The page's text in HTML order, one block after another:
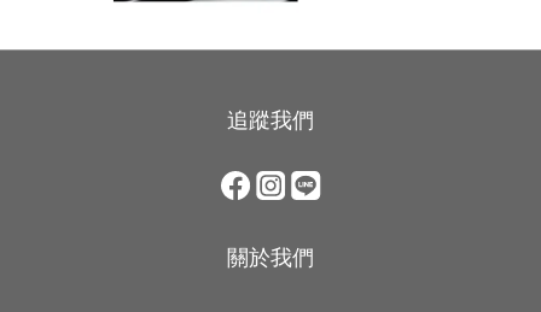
追蹤我們
關於我們